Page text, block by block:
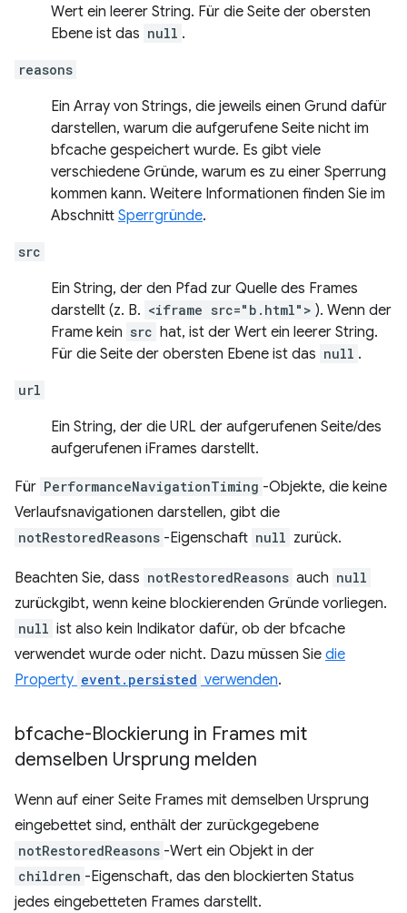
Wert ein leerer String. Für die Seite der obersten
Ebene ist das null .
reasons
Ein Array von Strings, die jeweils einen Grund dafür
darstellen, warum die aufgerufene Seite nicht im
bfcache gespeichert wurde. Es gibt viele
verschiedene Gründe, warum es zu einer Sperrung
kommen kann. Weitere Informationen finden Sie im
Abschnitt Sperrgründe.
src
Ein String, der den Pfad zur Quelle des Frames
darstellt (z. B. <iframe src="b.html"> ). Wenn der
Frame kein src hat, ist der Wert ein leerer String.
Für die Seite der obersten Ebene ist das null .
url
Ein String, der die URL der aufgerufenen Seite/des
aufgerufenen iFrames darstellt.
Für PerformanceNavigationTiming -Objekte, die keine
Verlaufsnavigationen darstellen, gibt die
notRestoredReasons -Eigenschaft null zurück.
Beachten Sie, dass notRestoredReasons auch null
zurückgibt, wenn keine blockierenden Gründe vorliegen.
null ist also kein Indikator dafür, ob der bfcache
verwendet wurde oder nicht. Dazu müssen Sie die
Property event.persisted verwenden.
bfcache-Blockierung in Frames mit
demselben Ursprung melden
Wenn auf einer Seite Frames mit demselben Ursprung
eingebettet sind, enthält der zurückgegebene
notRestoredReasons -Wert ein Objekt in der
children -Eigenschaft, das den blockierten Status
jedes eingebetteten Frames darstellt.